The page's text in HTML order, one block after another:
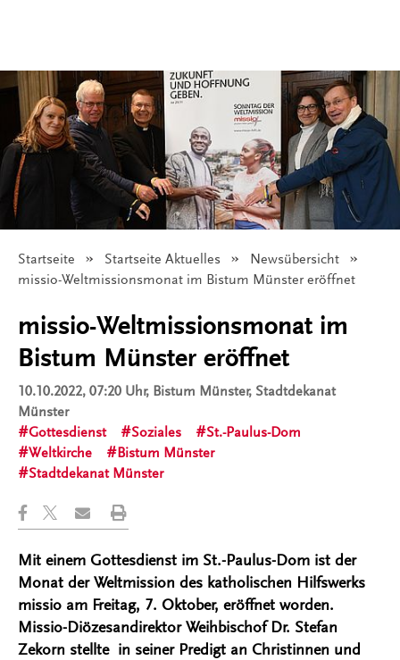
Startseite Startseite Aktuelles
Newsübersicht
Angezeigt:
missio-Weltmissionsmonat im Bistum Münster eröffnet
missio-Weltmissionsmonat im
Bistum Münster eröffnet
10.10.2022, 07:20 Uhr, Bistum Münster, Stadtdekanat
Münster
Gottesdienst
Soziales
St.-Paulus-Dom
Weltkirche
Bistum Münster
Stadtdekanat Münster
Mit einem Gottesdienst im St.-Paulus-Dom ist der
Monat der Weltmission des katholischen Hilfswerks
missio am Freitag, 7. Oktober, eröffnet worden.
Missio-Diözesandirektor Weihbischof Dr. Stefan
Zekorn stellte in seiner Predigt an Christinnen und